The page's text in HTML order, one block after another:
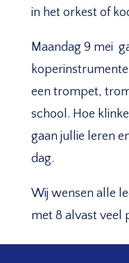
in het orkest of
Maandag 9 mei
een trompet,
school. Hoe
gaan jullie leren
dag.
Wij wensen alle
met 8 alvast veel